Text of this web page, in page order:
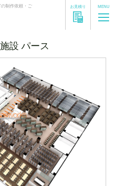
制作依頼・ご
お見積り MENU
設 パース